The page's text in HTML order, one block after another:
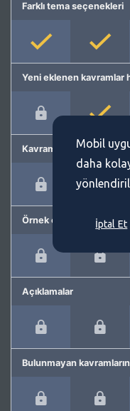
Farklı tema seçenekleri
Yeni eklenen kavramlar
Kavram önerme
Örnek cümleler
Açıklamalar
Bulunmayan
Mobil
daha
İptal Et